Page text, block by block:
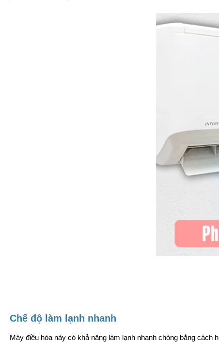
Chế độ làm lạnh nhanh
Máy điều hòa này có khả năng làm lạnh nhanh chóng bằng